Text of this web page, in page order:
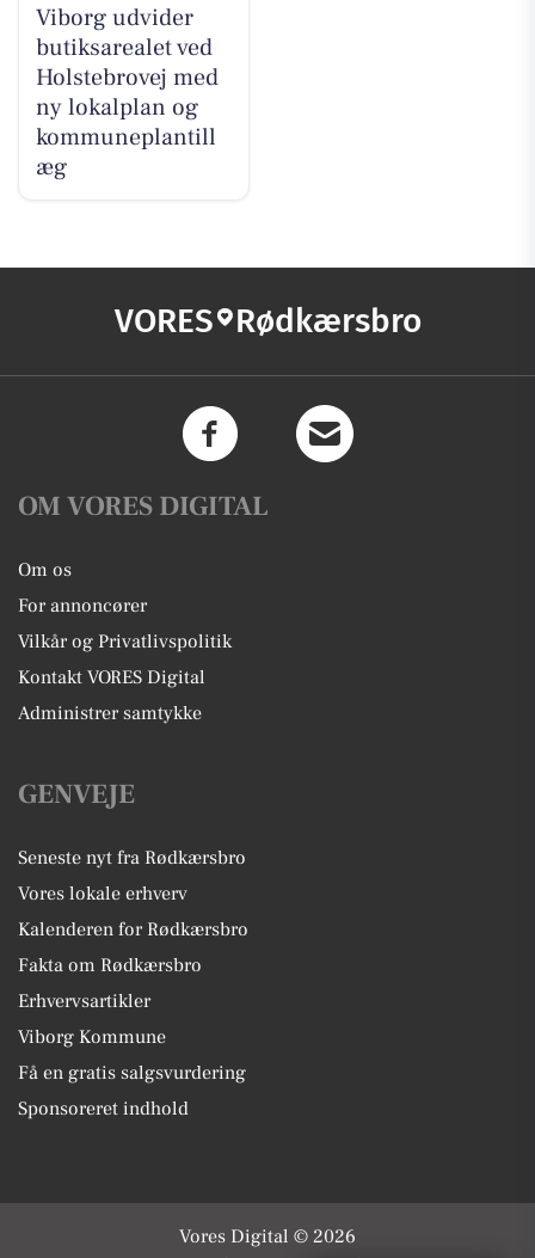
Viborg udvider
butiksarealet ved
Holstebrovej med
ny lokalplan og
kommuneplantill
æg
VORES Rødkærsbro
OM VORES DIGITAL
Om os
For annoncører
Vilkår og Privatlivspolitik
Kontakt VORES Digital
Administrer samtykke
GENVEJE
Seneste nyt fra Rødkærsbro
Vores lokale erhverv
Kalenderen for Rødkærsbro
Fakta om Rødkærsbro
Erhvervsartikler
Viborg Kommune
Få en gratis salgsvurdering
Sponsoreret indhold
Vores Digital © 2026